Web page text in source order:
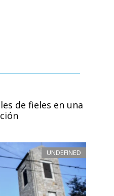
de fieles en una
UNDEFINED